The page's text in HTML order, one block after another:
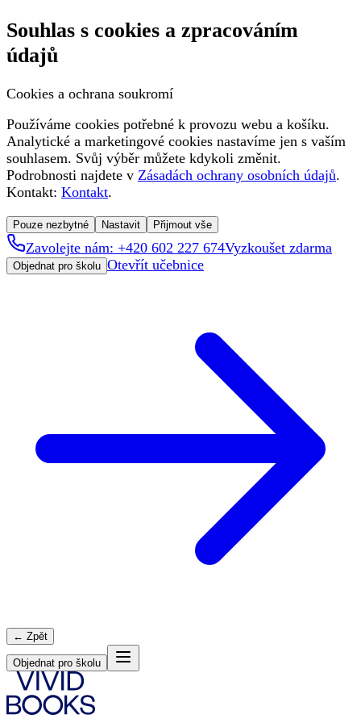
Souhlas s cookies a zpracováním
údajů
Cookies a ochrana soukromí
Používáme cookies potřebné k provozu webu a košíku.
Analytické a marketingové cookies nastavíme jen s vaším
souhlasem. Svůj výběr můžete kdykoli změnit.
Podrobnosti najdete v Zásadách ochrany osobních údajů.
Kontakt: Kontakt.
Pouze nezbytné Nastavit Přijmout vše
Zavolejte nám: +420 602 227 674Vyzkoušet zdarma
Objednat pro školu Otevřít učebnice
← Zpět
Objednat pro školu